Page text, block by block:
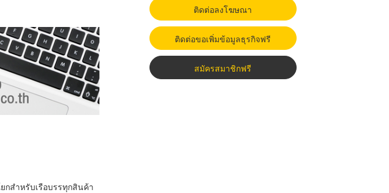
สำหรับเรือบรรทุกสินค้า
ติดต่อลงโฆษณา
ติดต่อขอเพิ่มข้อมูลธุรกิจฟรี
สมัครสมาชิกฟรี